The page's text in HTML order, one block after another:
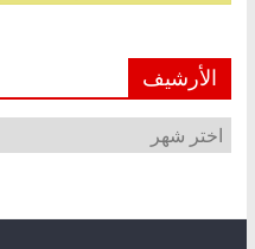
الأرشيف
الأرشيف